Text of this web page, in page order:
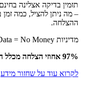
תזמין בדיקה אצלינה
– מה ניתן להציל, כמה זמן
ההצלחה.
מדיניות No Data = No Money ברוב המקרים!
97% אחוזי הצלחה מכלל המדיות שקיבלנו.
לקרוא עוד על שחזור מידע